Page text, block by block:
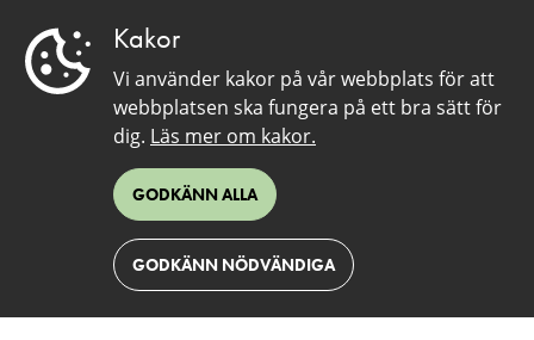
Kakor
Vi använder kakor på vår webbplats för att
webbplatsen ska fungera på ett bra sätt för
dig. Läs mer om kakor.
GODKÄNN ALLA
GODKÄNN NÖDVÄNDIGA